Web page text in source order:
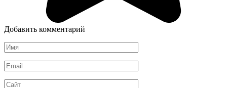
Добавить комментарий
Имя
*
Email
*
Сайт